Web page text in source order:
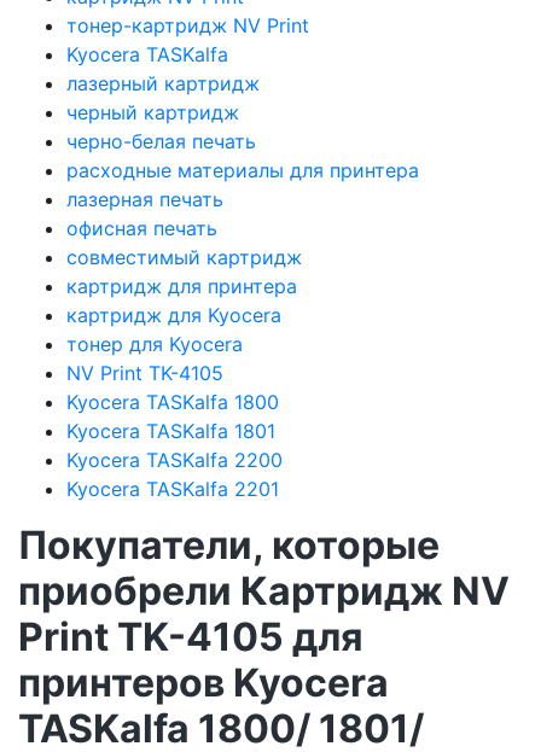
тонер-картридж NV Print
Kyocera TASKalfa
лазерный картридж
черный картридж
черно-белая печать
расходные материалы для принтера
лазерная печать
офисная печать
совместимый картридж
картридж для принтера
картридж для Kyocera
тонер для Kyocera
NV Print TK-4105
Kyocera TASKalfa 1800
Kyocera TASKalfa 1801
Kyocera TASKalfa 2200
Kyocera TASKalfa 2201
Покупатели, которые
приобрели Картридж NV
Print TK-4105 для
принтеров Kyocera
TASKalfa 1800/ 1801/